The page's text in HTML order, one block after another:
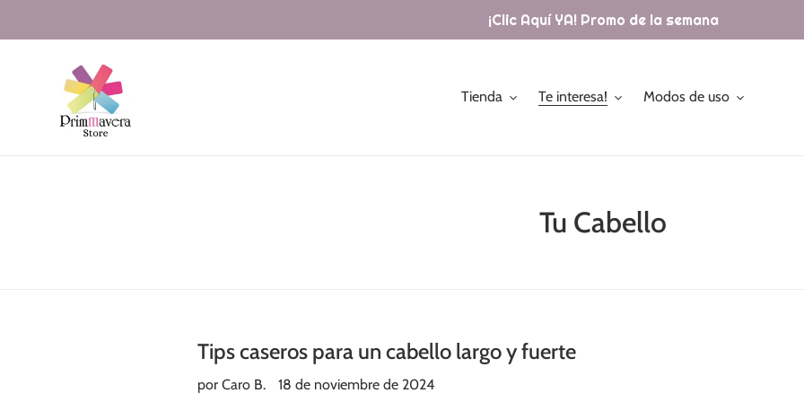
¡Clic Aquí YA! Promo de la semana
Tienda Te interesa! Modos de uso
Tu Cabello
Tips caseros para un cabello largo y fuerte
por Caro B. 18 de noviembre de 2024